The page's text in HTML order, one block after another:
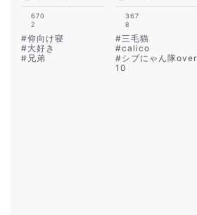
670
2
#仰向け寝
#大好き
# 兄弟
367
8
#三毛猫
#calico
#シブにゃん隊over
10